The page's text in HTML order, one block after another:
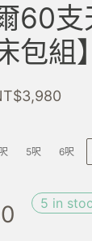
60
包組
3,980
5呎 6呎
5 in